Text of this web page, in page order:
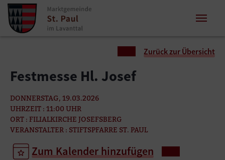
Zum Inhalt springen
Zum Seitenende springen
Zurück zur Übersicht
Festmesse Hl. Josef
DONNERSTAG, 19.03.2026
UHRZEIT : 11:00 UHR
ORT : FILIALKIRCHE JOSEFSBERG
VERANSTALTER : STIFTSPFARRE ST. PAUL
Zum Kalender hinzufügen